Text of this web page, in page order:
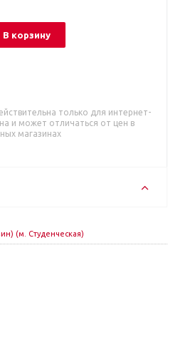
В корзину
только для интернет-
и может отличаться от цен в
магазинах
(м. Студенческая)